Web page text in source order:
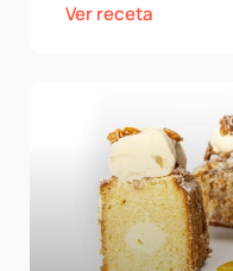
Ver receta